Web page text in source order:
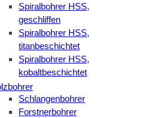
Spiralbohrer HSS,
geschliffen
Spiralbohrer HSS,
titanbeschichtet
Spiralbohrer HSS,
kobaltbeschichtet
Schlangenbohrer
Forstnerbohrer